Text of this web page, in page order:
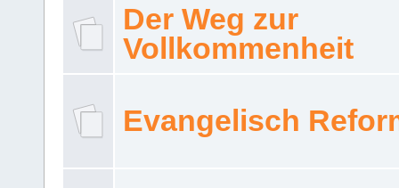
Der Weg zur
Vollkommenheit
Evangelisch